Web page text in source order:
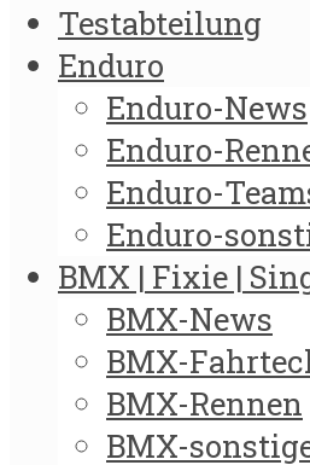
Testabteilung
Enduro
Enduro-News
Enduro-
Enduro-
Enduro-
BMX | Fixie |
BMX-News
BMX-
BMX-Rennen
BMX-